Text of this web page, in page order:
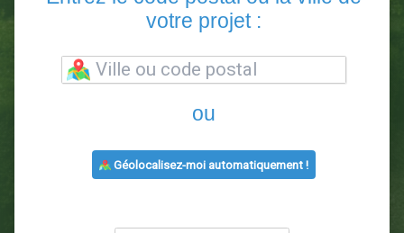
2 3
Entrez le code postal ou la